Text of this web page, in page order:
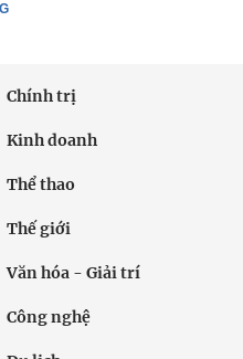
Chính trị
Kinh doanh
Thể thao
Thế giới
Văn hóa - Giải trí
Công nghệ